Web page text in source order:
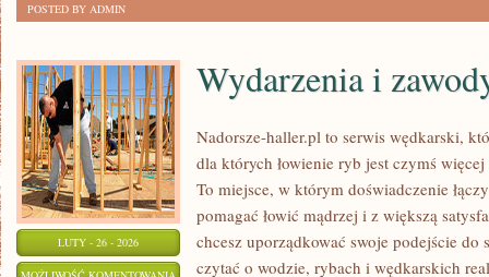
POSTED BY ADMIN
LUTY - 26 - 2026
WYDARZENIA
Wydarzenia i
Nadorsze-haller.pl to serwis wędkarski,
dla których łowienie ryb jest czymś
To miejsce, w którym doświadczenie
pomagać łowić mądrzej i z większą
chcesz uporządkować swoje podejście
czytać o wodzie, rybach i wędkarskich